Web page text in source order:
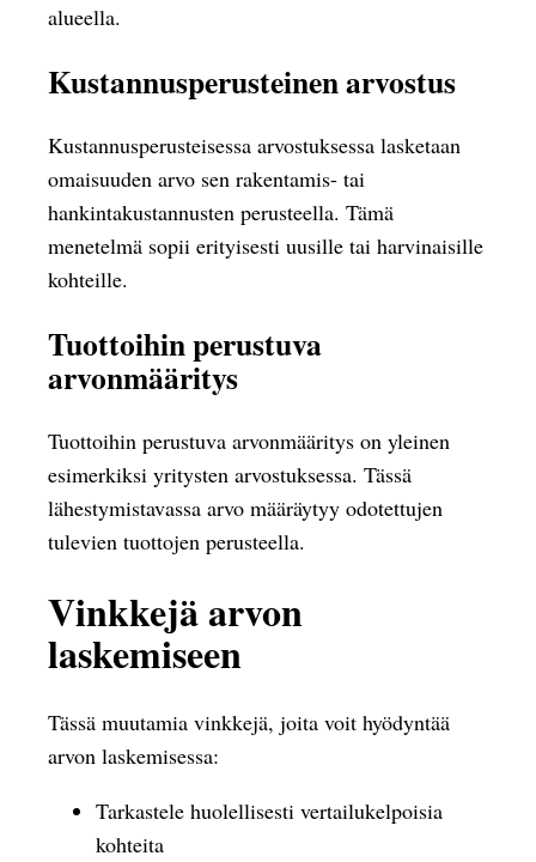
alueella.
Kustannusperusteinen arvostus
Kustannusperusteisessa arvostuksessa lasketaan
omaisuuden arvo sen rakentamis- tai
hankintakustannusten perusteella. Tämä
menetelmä sopii erityisesti uusille tai harvinaisille
kohteille.
Tuottoihin perustuva
arvonmääritys
Tuottoihin perustuva arvonmääritys on yleinen
esimerkiksi yritysten arvostuksessa. Tässä
lähestymistavassa arvo määräytyy odotettujen
tulevien tuottojen perusteella.
Vinkkejä arvon
laskemiseen
Tässä muutamia vinkkejä, joita voit hyödyntää
arvon laskemisessa:
Tarkastele huolellisesti vertailukelpoisia
kohteita